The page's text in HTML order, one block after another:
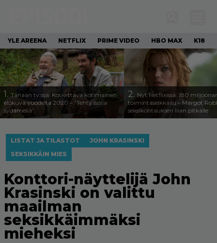
YLE AREENA NETFLIX PRIME VIDEO HBO MAX K18
1. Tänään tv:ssä: Koskettava kotimainen
elokuva vuodelta 2020 – ”Tehty isolla
sydämellä”
2. Nyt Netflixissä: 180
toimintaseikkailu – Margot
seksikohtauksen liian pitkälle
LISTAT JA TILASTOT
JOHN KRASINSKI
SEKSIKKÄIN MIES
Konttori-näyttelijä John
Krasinski on valittu
maailman
seksikkäimmäksi
mieheksi